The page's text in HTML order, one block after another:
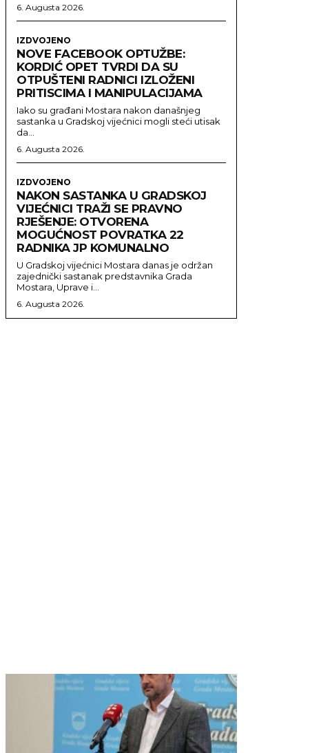
6. Augusta 2026.
IZDVOJENO
NOVE FACEBOOK OPTUŽBE:
KORDIĆ OPET TVRDI DA SU
OTPUŠTENI RADNICI IZLOŽENI
PRITISCIMA I MANIPULACIJAMA
Iako su građani Mostara nakon današnjeg
sastanka u Gradskoj vijećnici mogli steći utisak
da...
6. Augusta 2026.
IZDVOJENO
NAKON SASTANKA U GRADSKOJ
VIJEĆNICI TRAŽI SE PRAVNO
RJEŠENJE: OTVORENA
MOGUĆNOST POVRATKA 22
RADNIKA JP KOMUNALNO
U Gradskoj vijećnici Mostara danas je održan
zajednički sastanak predstavnika Grada
Mostara, Uprave i...
6. Augusta 2026.